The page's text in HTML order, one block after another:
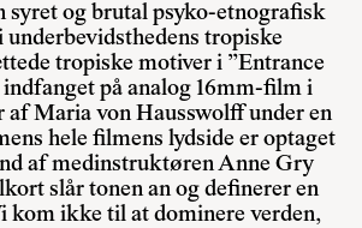
syret og brutal psyko-etnografisk
underbevidsthedens tropiske
tropiske motiver i ”Entrance
indfanget på analog 16mm-film i
af Maria von Hausswolff under en
hele filmens lydside er optaget
af medinstruktøren Anne Gry
slår tonen an og definerer en
kom ikke til at dominere verden,